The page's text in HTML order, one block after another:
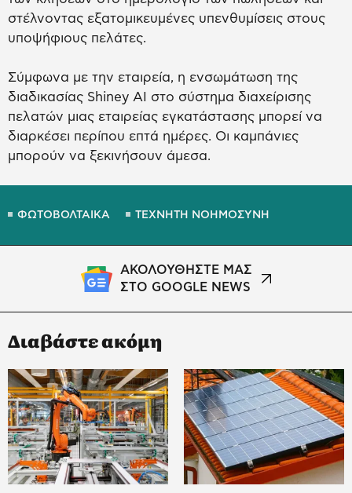
στέλνοντας εξατομικευμένες υπενθυμίσεις στους
υποψήφιους πελάτες.
Σύμφωνα με την εταιρεία, η ενσωμάτωση της
διαδικασίας Shiney AI στο σύστημα διαχείρισης
πελατών μιας εταιρείας εγκατάστασης μπορεί να
διαρκέσει περίπου επτά ημέρες. Οι καμπάνιες
μπορούν να ξεκινήσουν άμεσα.
ΦΩΤΟΒΟΛΤΑΙΚΑ ΤΕΧΝΗΤΗ ΝΟΗΜΟΣΥΝΗ
ΑΚΟΛΟΥΘΗΣΤΕ ΜΑΣ
ΣΤΟ GOOGLE NEWS
Διαβάστε ακόμη